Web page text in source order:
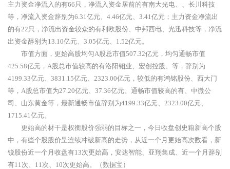
主力资金净流入的有66只，净流入资金居前的有南大光电、、长川科技
等，净流入资金辞别为6.31亿元、4.46亿元、3.41亿元；主力资金净流出
的有22只，净流出资金较众的有利欧股份、中邦西电、光迅科技等，净流
出资金辞别为13.10亿元、3.05亿元、1.52亿元。
市值方面，更始高股均匀A股总市值507.32亿元，均匀通畅市值
425.58亿元，A股总市值较高的有洛阳钼业、宏创控股、等，辞别为
4199.33亿元、3831.15亿元、2323.00亿元，较低的有鸿铭股份、西大门
等，A股总市值为27.20亿元、37.36亿元。通畅市值较高的有、中微公
司、山东黄金等，最新通畅市值辞别为4199.33亿元、2323.00亿元、
1715.41亿元。
更始高的材干是权衡股价强弱的目标之一，今日收盘创史籍新高个股
中，有些个股股价呈连续冲破新高的走势，从近一个月更始高次数看，新
锐股份近一个月收盘有13次更始高，安达智能、亚翔集成、近一个月辞别
有11次、11次、10次更始高。（数据宝）